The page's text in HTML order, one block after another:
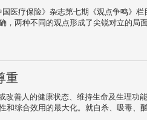
保险》杂志第七期《观点争鸣》栏目
，两种不同的观点形成了尖锐对立的局
重
改善人的健康状态、维持生命及生理功
和综合效用的最大化。就自杀、吸毒、